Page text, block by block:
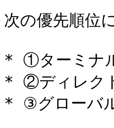
次の優先順位
* ①ターミナ
* ②ディレク
* ③グローバ